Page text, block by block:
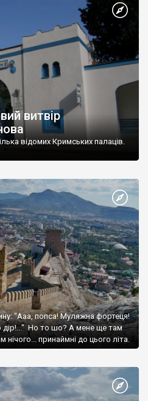
витвір
відомих Кримських палаців.
"Ааа, попса! Муляжна фортеця!
дір!..." Но то шо? А мене ще там
нічого... принаймні до цього літа.